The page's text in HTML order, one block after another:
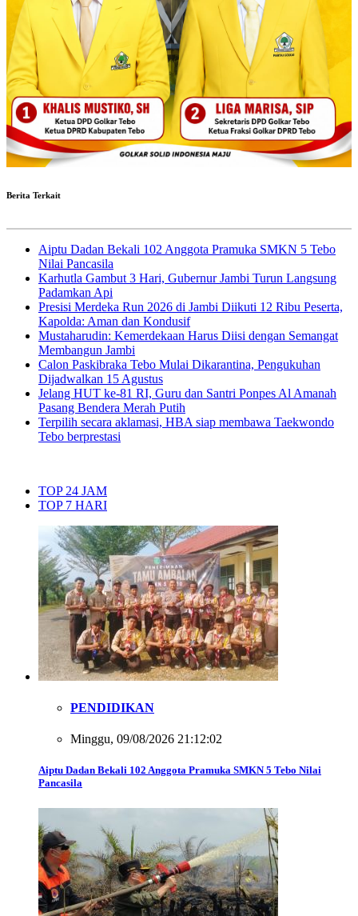
Berita Terkait
Aiptu Dadan Bekali 102 Anggota Pramuka SMKN 5 Tebo
Nilai Pancasila
Karhutla Gambut 3 Hari, Gubernur Jambi Turun Langsung
Padamkan Api
Presisi Merdeka Run 2026 di Jambi Diikuti 12 Ribu Peserta,
Kapolda: Aman dan Kondusif
Mustaharudin: Kemerdekaan Harus Diisi dengan Semangat
Membangun Jambi
Calon Paskibraka Tebo Mulai Dikarantina, Pengukuhan
Dijadwalkan 15 Agustus
Jelang HUT ke-81 RI, Guru dan Santri Ponpes Al Amanah
Pasang Bendera Merah Putih
Terpilih secara aklamasi, HBA siap membawa Taekwondo
Tebo berprestasi
TOP 24 JAM
TOP 7 HARI
PENDIDIKAN
Minggu, 09/08/2026 21:12:02
Aiptu Dadan Bekali 102 Anggota Pramuka SMKN 5 Tebo Nilai
Pancasila